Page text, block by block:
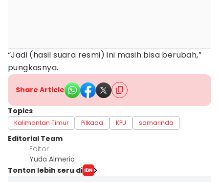
“Jadi (hasil suara resmi) ini masih bisa berubah,”
pungkasnya.
Share Article
Topics
Kalimantan Timur Pilkada KPU samarinda
Editorial Team
Editor
Yuda Almerio
Tonton lebih seru di